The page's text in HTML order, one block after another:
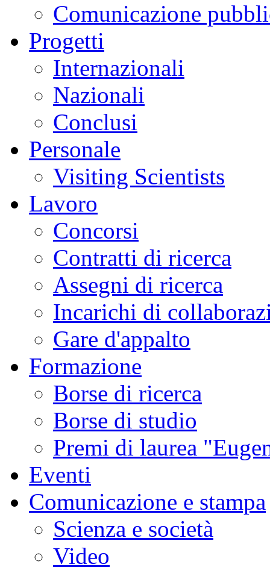
Comunicazione
Progetti
Internazionali
Nazionali
Conclusi
Personale
Visiting Scientists
Lavoro
Concorsi
Contratti di ricerca
Assegni di ricerca
Incarichi di
Gare d'appalto
Formazione
Borse di ricerca
Borse di studio
Premi di laurea
Eventi
Comunicazione e stampa
Scienza e società
Video